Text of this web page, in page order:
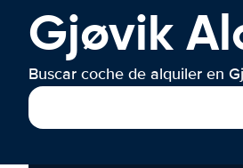
Gjøvik
Buscar coche de alquiler en